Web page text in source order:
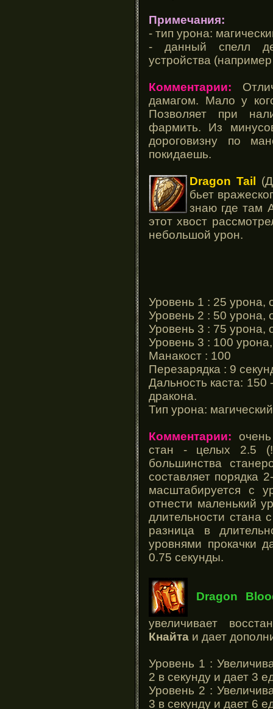
Примечания:
- тип урона:
- данный спелл
устройства
Комментарии:
дамагом. Мало у
Позволяет при
фармить. Из
дороговизну по
покидаешь.
Dragon Tail
бьет
знаю где там
этот хвост
небольшой урон.
Уровень 1 : 25 урона,
Уровень 2 : 50 урона,
Уровень 3 : 75 урона,
Уровень 3 : 100
Манакост : 100
Перезарядка : 9
Дальность каста:
дракона.
Тип урона: магический
Комментарии:
стан - целых 2.5
большинства
составляет порядка
масштабируется с
отнести маленький
длительности стана
разница в
уровнями прокачки
0.75 секунды.
Dragon
увеличивает
Кнайта и дает
Уровень 1 :
2 в секунду и дает 3
Уровень 2 :
3 в секунду и дает 6